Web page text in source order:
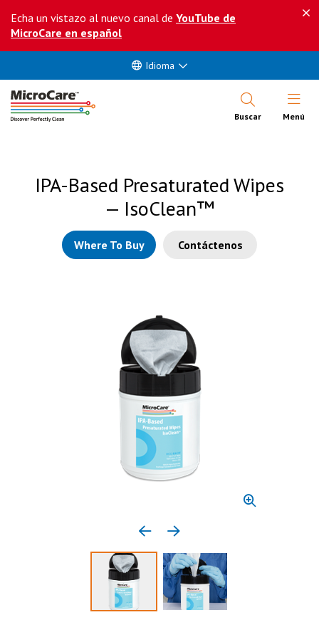
Echa un vistazo al nuevo canal de YouTube de
MicroCare en español
Idioma
Buscar Abrir
Menú
IPA-Based Presaturated Wipes
— IsoClean™
Where To Buy Contáctenos
Previous media item
Next media item
Select to display product image 1